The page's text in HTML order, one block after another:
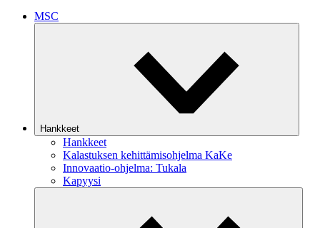
MSC
Hankkeet
Hankkeet
Kalastuksen kehittämisohjelma KaKe
Innovaatio-ohjelma: Tukala
Kapyysi